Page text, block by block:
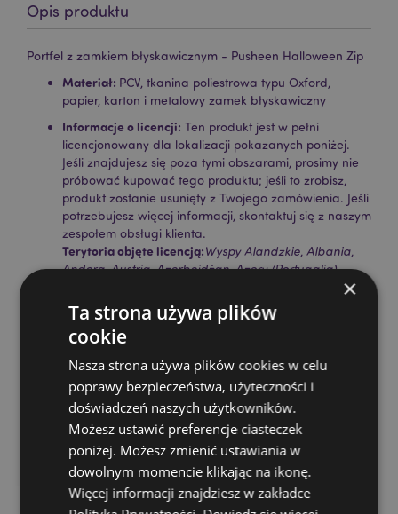
Opis produktu
Portfel z zamkiem błyskawicznym - Pusheen Halloween Zip
Materiał: PCV, tkanina poliestrowa typu Oxford,
papier, karton i metalowy zamek błyskawiczny
Informacje o licencji: Ten produkt jest w pełni
licencjonowany dla lokalizacji pokazanych poniżej.
Jeśli znajdujesz się poza tymi obszarami, prosimy nie
próbować kupować tego produktu; jeśli to zrobisz,
produkt zostanie usunięty z Twojego zamówienia. Jeśli
potrzebujesz więcej informacji, skontaktuj się z naszym
zespołem obsługi klienta.
Terytoria objęte licencją:Wyspy Alandzkie, Albania,
Andora, Austria, Azerbejdżan, Azory (Portugalia),
Baleary (Hiszpania), Białoruś, Belgia, Bermudy, Bośnia
i Hercegowina, Bułgaria, Wyspy Kanaryjskie
(Hiszpania), Ceuta i Melilla, Chile, Korsyka (Francja),
Chorwacja, Cypr, Czechy, Dania, Estonia, Finlandia
(kontynentalna), Francja (kontynentalna), Gujana
Francuska, Gruzja, Niemcy, Gibraltar, Grecja,
Gwadelupa, Guernsey (Wyspy Normandzkie),
Watykan, Węgry, Islandia, Irlandia, Wyspa Man
(Wielka Brytania), Włochy (kontynentalne), Jersey
(Wyspy Normandzkie), Kosowo, Łotwa, Liechtenstein,
Litwa, Luksemburg, Macedonia Północna, Madera
(Portugalia), Malta, Martynika, Majotta, Mołdawia,
Czarnogóra, Holandia, Norwegia, Polska, Portugalia
×
Ta strona używa plików
cookie
Nasza strona używa plików cookies w celu
poprawy bezpieczeństwa, użyteczności i
doświadczeń naszych użytkowników.
Możesz ustawić preferencje ciasteczek
poniżej. Możesz zmienić ustawiania w
dowolnym momencie klikając na ikonę.
Więcej informacji znajdziesz w zakładce